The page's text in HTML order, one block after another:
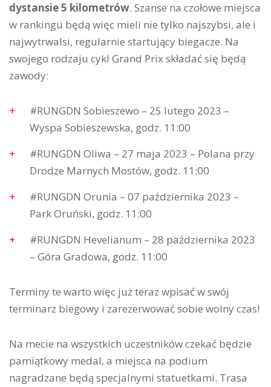
dystansie 5 kilometrów. Szanse na czołowe miejsca
w rankingu będą więc mieli nie tylko najszybsi, ale i
najwytrwalsi, regularnie startujący biegacze. Na
swojego rodzaju cykl Grand Prix składać się będą
zawody:
#RUNGDN Sobieszewo – 25 lutego 2023 –
Wyspa Sobieszewska, godz. 11:00
#RUNGDN Oliwa – 27 maja 2023 – Polana przy
Drodze Marnych Mostów, godz. 11:00
#RUNGDN Orunia – 07 października 2023 –
Park Oruński, godz. 11:00
#RUNGDN Hevelianum – 28 października 2023
– Góra Gradowa, godz. 11:00
Terminy te warto więc już teraz wpisać w swój
terminarz biegowy i zarezerwować sobie wolny czas!
Na mecie na wszystkich uczestników czekać będzie
pamiątkowy medal, a miejsca na podium
nagradzane będą specjalnymi statuetkami. Trasa